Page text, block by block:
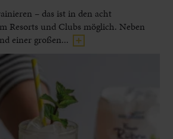
– das ist in den acht
Resorts und Clubs möglich. Neben
einer großen...